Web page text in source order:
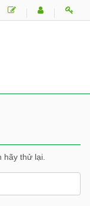
hãy thử lại.